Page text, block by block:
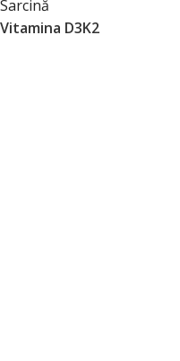
Sarcină
Vitamina D3K2